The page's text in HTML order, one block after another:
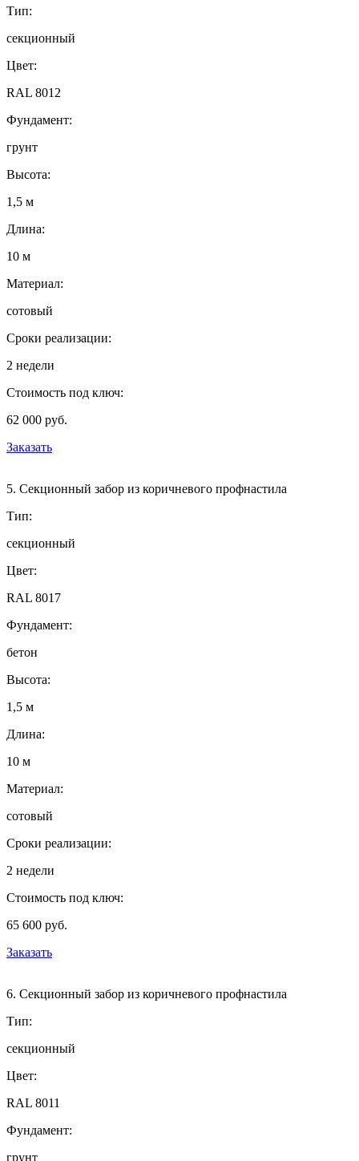
Тип:
секционный
Цвет:
RAL 8012
Фундамент:
грунт
Высота:
1,5 м
Длина:
10 м
Материал:
сотовый
Сроки реализации:
2 недели
Стоимость под ключ:
62 000 руб.
Заказать
5. Секционный забор из коричневого профнастила
Тип:
секционный
Цвет:
RAL 8017
Фундамент:
бетон
Высота:
1,5 м
Длина:
10 м
Материал:
сотовый
Сроки реализации:
2 недели
Стоимость под ключ:
65 600 руб.
Заказать
6. Секционный забор из коричневого профнастила
Тип:
секционный
Цвет:
RAL 8011
Фундамент:
грунт